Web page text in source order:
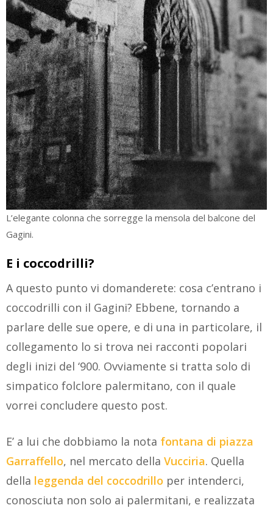
L’elegante colonna che sorregge la mensola del balcone del
Gagini.
E i coccodrilli?
A questo punto vi domanderete: cosa c’entrano i
coccodrilli con il Gagini? Ebbene, tornando a
parlare delle sue opere, e di una in particolare, il
collegamento lo si trova nei racconti popolari
degli inizi del ‘900. Ovviamente si tratta solo di
simpatico folclore palermitano, con il quale
vorrei concludere questo post.
E’ a lui che dobbiamo la nota fontana di piazza
Garraffello, nel mercato della Vucciria. Quella
della leggenda del coccodrillo per intenderci,
conosciuta non solo ai palermitani, e realizzata